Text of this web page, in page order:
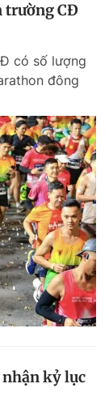
trường CĐ
có số lượng
đông
nhận kỷ lục